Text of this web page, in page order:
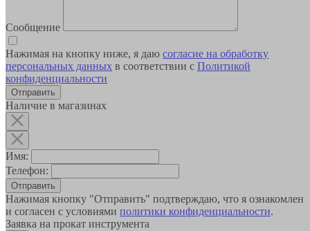
Сообщение
Нажимая на кнопку ниже, я даю согласие на обработку
персональных данных в соответствии с Политикой
конфиденциальности
Наличие в магазинах
Имя:
Телефон:
Отправить
Нажимая кнопку "Отправить" подтверждаю, что я ознакомлен
и согласен с условиями политики конфиденциальности.
Заявка на прокат инструмента